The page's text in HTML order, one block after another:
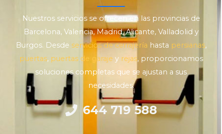
Nuestros servicios se ofrecen en las provincias de
Barcelona, Valencia, Madrid, Alicante, Valladolid y
Burgos. Desde servicios de cerrajería hasta persianas,
puertas, puertas de garaje y rejas, proporcionamos
soluciones completas que se ajustan a sus
necesidades.
644 719 588